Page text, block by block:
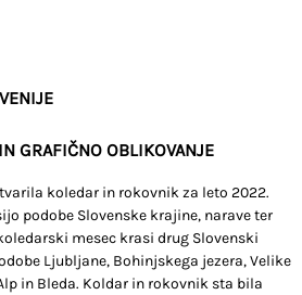
GRAFIČNO OBLIKOVANJE
koledar in rokovnik za leto 2022.
podobe Slovenske krajine, narave ter
mesec krasi drug Slovenski
Ljubljane, Bohinjskega jezera, Velike
in Bleda. Koldar in rokovnik sta bila